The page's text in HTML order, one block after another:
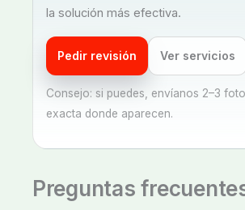
la solución más efectiva.
Pedir revisión Ver servicios
Consejo: si puedes, envíanos 2–3
exacta donde aparecen.
Preguntas